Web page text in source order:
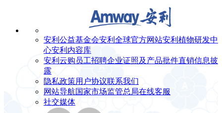
安利公益基金会安利全球官方网站安利植物研发中
心安利内容库
安利云购 员工招聘企业证照及产品批件直销信息披
露
隐私政策用户协议联系我们
网站导航国家市场监管总局在线客服
社交媒体